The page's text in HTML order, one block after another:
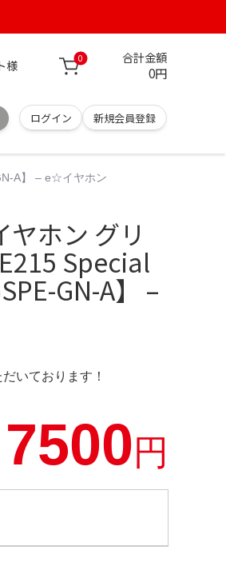
様 0 合計金額
0円
ログイン 新規会員登録
A】 – e☆イヤホン
ヤホン グリ
Special
GN-A】 –
いております！
7500円